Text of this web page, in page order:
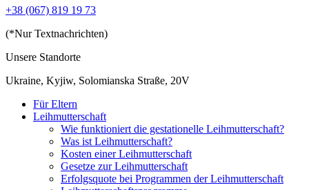
+38 (067) 819 19 73
(*Nur Textnachrichten)
Unsere Standorte
Ukraine, Kyjiw, Solomianska Straße, 20V
Für Eltern
Leihmutterschaft
Wie funktioniert die gestationelle Leihmutterschaft?
Was ist Leihmutterschaft?
Kosten einer Leihmutterschaft
Gesetze zur Leihmutterschaft
Erfolgsquote bei Programmen der Leihmutterschaft